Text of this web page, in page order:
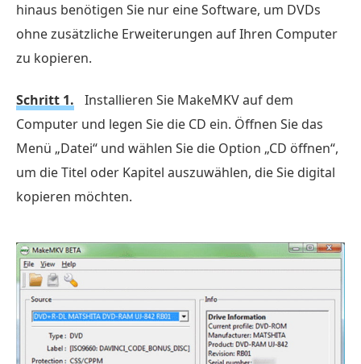
hinaus benötigen Sie nur eine Software, um DVDs
ohne zusätzliche Erweiterungen auf Ihren Computer
zu kopieren.
Schritt 1.
Installieren Sie MakeMKV auf dem
Computer und legen Sie die CD ein. Öffnen Sie das
Menü „Datei“ und wählen Sie die Option „CD öffnen“,
um die Titel oder Kapitel auszuwählen, die Sie digital
kopieren möchten.